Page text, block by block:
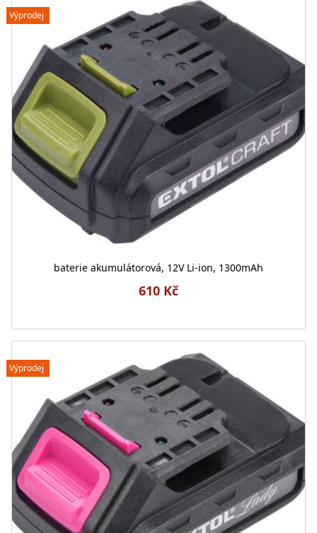
Výprodej
baterie akumulátorová, 12V Li-ion, 1300mAh
610 Kč
Výprodej